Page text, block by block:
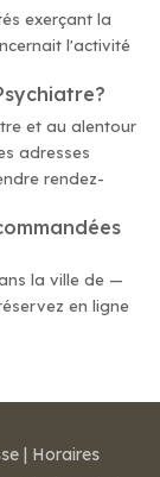
exerçant la
l'activité
et au alentour
adresses
rendez-
la ville de —
en ligne
| Horaires